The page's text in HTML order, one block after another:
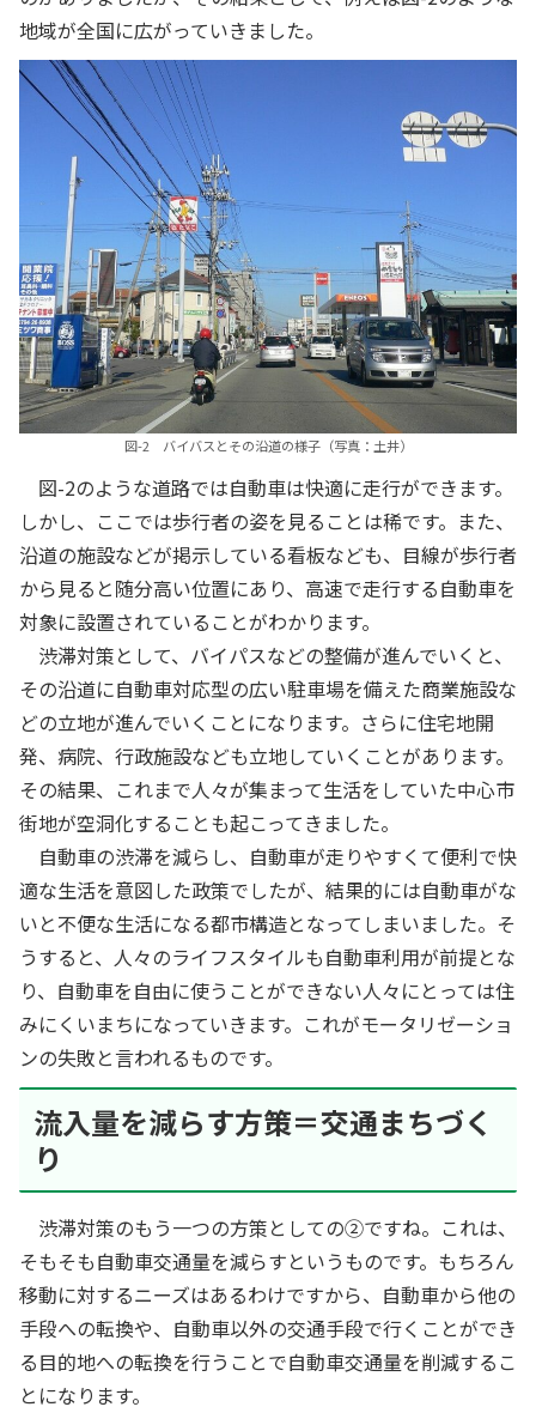
地域が全国に広がっていきました。
図-2 バイバスとその沿道の様子（写真：土井）
図-2のような道路では自動車は快適に走行ができます。
しかし、ここでは歩行者の姿を見ることは稀です。また、
沿道の施設などが掲示している看板なども、目線が歩行者
から見ると随分高い位置にあり、高速で走行する自動車を
対象に設置されていることがわかります。
渋滞対策として、バイパスなどの整備が進んでいくと、
その沿道に自動車対応型の広い駐車場を備えた商業施設な
どの立地が進んでいくことになります。さらに住宅地開
発、病院、行政施設なども立地していくことがあります。
その結果、これまで人々が集まって生活をしていた中心市
街地が空洞化することも起こってきました。
自動車の渋滞を減らし、自動車が走りやすくて便利で快
適な生活を意図した政策でしたが、結果的には自動車がな
いと不便な生活になる都市構造となってしまいました。そ
うすると、人々のライフスタイルも自動車利用が前提とな
り、自動車を自由に使うことができない人々にとっては住
みにくいまちになっていきます。これがモータリゼーショ
ンの失敗と言われるものです。
流入量を減らす方策＝交通まちづく
り
渋滞対策のもう一つの方策としての②ですね。これは、
そもそも自動車交通量を減らすというものです。もちろん
移動に対するニーズはあるわけですから、自動車から他の
手段への転換や、自動車以外の交通手段で行くことができ
る目的地への転換を行うことで自動車交通量を削減するこ
とになります。